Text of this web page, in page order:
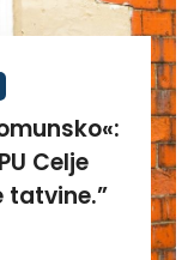
tatvine.”